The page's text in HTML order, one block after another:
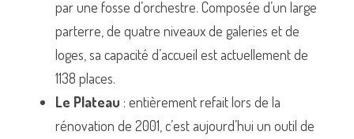
par une fosse d’orchestre. Composée d’un large
parterre, de quatre niveaux de galeries et de
loges, sa capacité d’accueil est actuellement de
1138 places.
Le Plateau : entièrement refait lors de la
rénovation de 2001, c’est aujourd’hui un outil de